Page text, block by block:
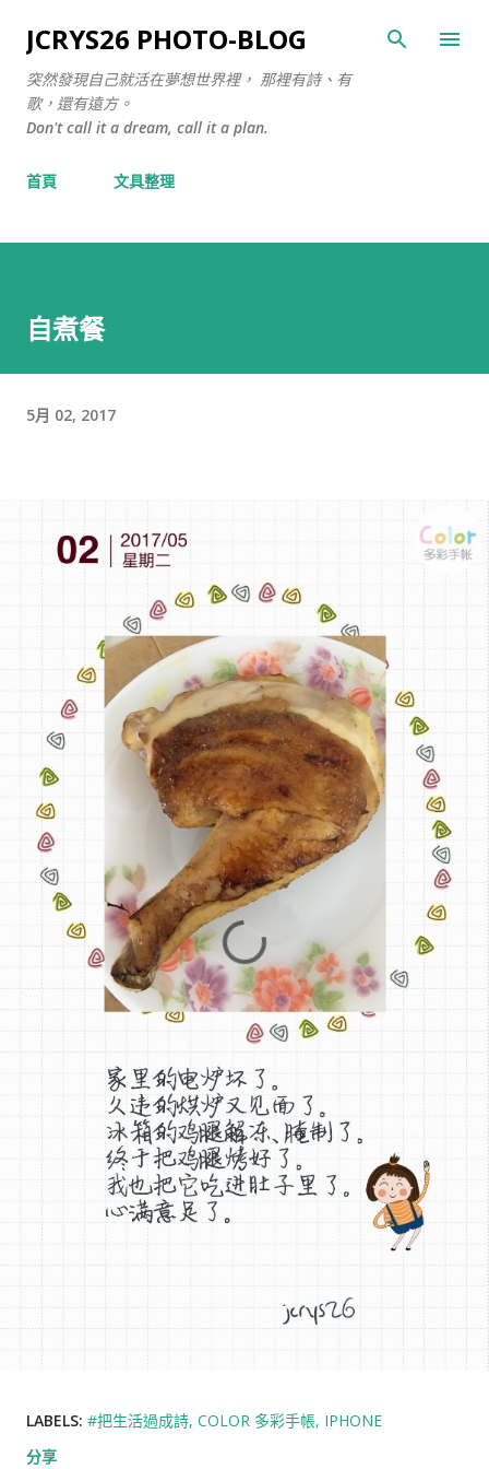
跳至主要內容
JCRYS26 PHOTO-BLOG
突然發現自己就活在夢想世界裡， 那裡有詩、有
歌，還有遠方。
Don't call it a dream, call it a plan.
首頁 文具整理
自煮餐
5月 02, 2017
LABELS: #把生活過成詩 COLOR 多彩手帳 IPHONE
分享